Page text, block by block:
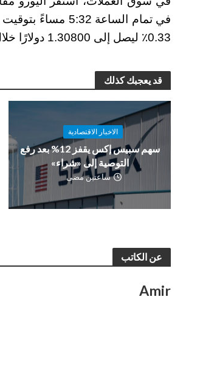
في تمام الساعة
0.33٪ ليصل إلى 1.30800 دولارًا خلال نفس الوقت.
قد يعجبك كذلك
الاخبار الاقتصادية
سهم سبيس إكس يقفز 12% بعد رفع
التوصية إلى «شراء»
ساعتين مضى
عن الكاتب
Amir